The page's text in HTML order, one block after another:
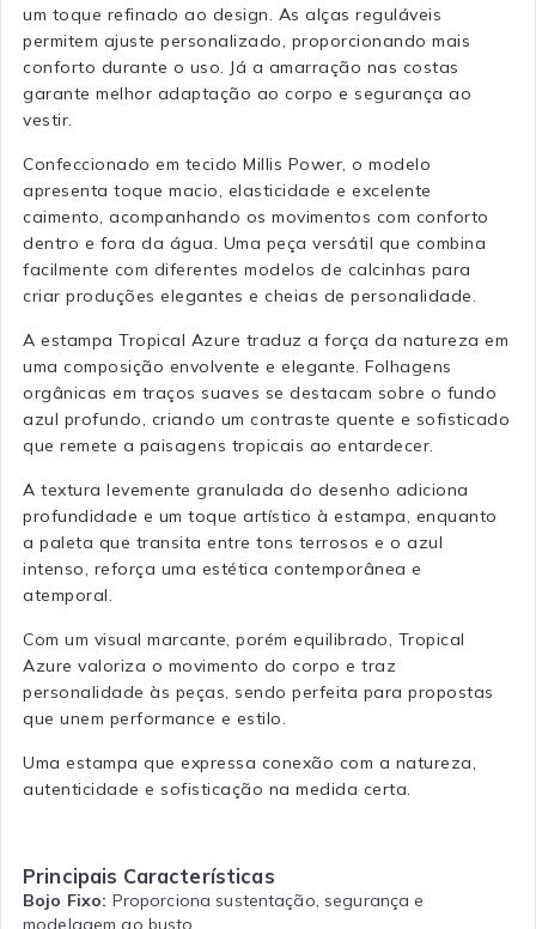
um toque refinado ao design. As alças reguláveis
permitem ajuste personalizado, proporcionando mais
conforto durante o uso. Já a amarração nas costas
garante melhor adaptação ao corpo e segurança ao
vestir.
Confeccionado em tecido Millis Power, o modelo
apresenta toque macio, elasticidade e excelente
caimento, acompanhando os movimentos com conforto
dentro e fora da água. Uma peça versátil que combina
facilmente com diferentes modelos de calcinhas para
criar produções elegantes e cheias de personalidade.
A estampa Tropical Azure traduz a força da natureza em
uma composição envolvente e elegante. Folhagens
orgânicas em traços suaves se destacam sobre o fundo
azul profundo, criando um contraste quente e sofisticado
que remete a paisagens tropicais ao entardecer.
A textura levemente granulada do desenho adiciona
profundidade e um toque artístico à estampa, enquanto
a paleta que transita entre tons terrosos e o azul
intenso, reforça uma estética contemporânea e
atemporal.
Com um visual marcante, porém equilibrado, Tropical
Azure valoriza o movimento do corpo e traz
personalidade às peças, sendo perfeita para propostas
que unem performance e estilo.
Uma estampa que expressa conexão com a natureza,
autenticidade e sofisticação na medida certa.
Principais Características
Bojo Fixo: Proporciona sustentação, segurança e
modelagem ao busto.